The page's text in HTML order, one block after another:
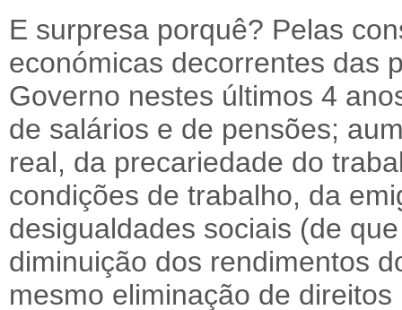
E surpresa porquê? Pelas
económicas decorrentes das
Governo nestes últimos 4
de salários e de pensões;
real, da precariedade do
condições de trabalho, da
desigualdades sociais (de
diminuição dos rendimentos
mesmo eliminação de direitos